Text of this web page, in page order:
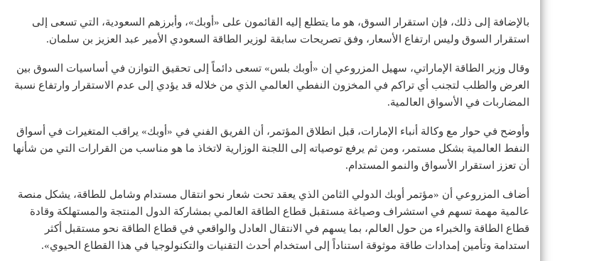
بالإضافة إلى ذلك، فإن استقرار السوق، هو ما يتطلع إليه القائمون على «أوبك»، وأبرزهم السعودية، التي تسعى إلى
استقرار السوق وليس ارتفاع الأسعار، وفق تصريحات سابقة لوزير الطاقة السعودي الأمير عبد العزيز بن سلمان.
وقال وزير الطاقة الإماراتي، سهيل المزروعي إن «أوبك بلس» تسعى دائماً إلى تحقيق التوازن في أساسيات السوق بين
العرض والطلب لتجنب أي تراكم في المخزون النفطي العالمي الذي من خلاله قد يؤدي إلى عدم الاستقرار وارتفاع نسبة
المضاربات في الأسواق العالمية.
وأوضح في حوار مع وكالة أنباء الإمارات، قبل انطلاق المؤتمر، أن الفريق الفني في «أوبك» يراقب المتغيرات في أسواق
النفط العالمية بشكل مستمر، ومن ثم يرفع توصياته إلى اللجنة الوزارية لاتخاذ ما هو مناسب من القرارات التي من شأنها
أن تعزز استقرار الأسواق والنمو المستدام.
أضاف المزروعي أن «مؤتمر أوبك الدولي الثامن الذي يعقد تحت شعار نحو انتقال مستدام وشامل للطاقة، يشكل منصة
عالمية مهمة تسهم في استشراف وصياغة مستقبل قطاع الطاقة العالمي بمشاركة الدول المنتجة والمستهلكة وقادة
قطاع الطاقة والخبراء من حول العالم، بما يسهم في الانتقال العادل والواقعي في قطاع الطاقة نحو مستقبل أكثر
استدامة وتأمين إمدادات طاقة موثوقة استناداً إلى استخدام أحدث التقنيات والتكنولوجيا في هذا القطاع الحيوي».